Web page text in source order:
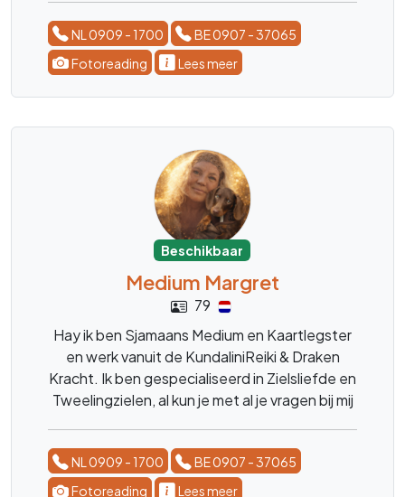
NL 0909 - 1700
BE 0907 - 37065
Fotoreading
Lees meer
Beschikbaar
Medium Margret
79
Hay ik ben Sjamaans Medium en Kaartlegster
en werk vanuit de KundaliniReiki & Draken
Kracht. Ik ben gespecialiseerd in Zielsliefde en
Tweelingzielen, al kun je met al je vragen bij mij
blije en moeilijke momenten. ik ben er voor
advies, en luisterend oor. liefs Margret
NL 0909 - 1700
BE 0907 - 37065
Fotoreading
Lees meer